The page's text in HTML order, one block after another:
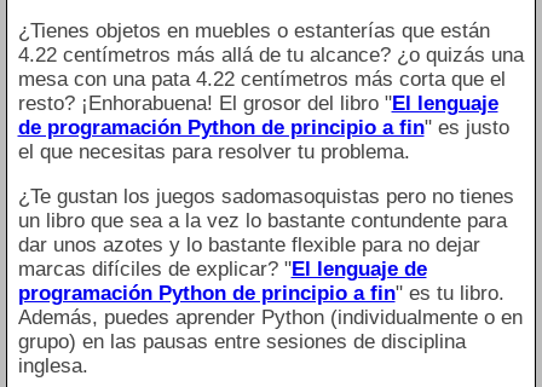
¿Tienes objetos en muebles o estanterías que están
4.22 centímetros más allá de tu alcance? ¿o quizás una
mesa con una pata 4.22 centímetros más corta que el
resto? ¡Enhorabuena! El grosor del libro "El lenguaje
de programación Python de principio a fin" es justo
el que necesitas para resolver tu problema.
¿Te gustan los juegos sadomasoquistas pero no tienes
un libro que sea a la vez lo bastante contundente para
dar unos azotes y lo bastante flexible para no dejar
marcas difíciles de explicar? "El lenguaje de
programación Python de principio a fin" es tu libro.
Además, puedes aprender Python (individualmente o en
grupo) en las pausas entre sesiones de disciplina
inglesa.